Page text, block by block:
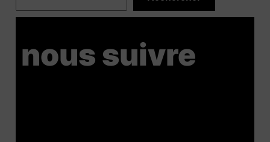
nous suivre